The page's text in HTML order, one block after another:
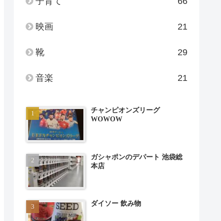
映画 21
靴 29
音楽 21
チャンピオンズリーグ
WOWOW
ガシャポンのデパート 池袋総
本店
ダイソー 飲み物